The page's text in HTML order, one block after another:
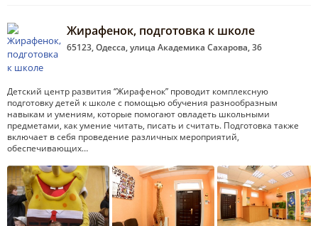
Жирафенок, подготовка к школе
65123, Одесса, улица Академика Сахарова, 36
Детский центр развития “Жирафенок” проводит комплексную
подготовку детей к школе с помощью обучения разнообразным
навыкам и умениям, которые помогают овладеть школьными
предметами, как умение читать, писать и считать. Подготовка также
включает в себя проведение различных мероприятий,
обеспечивающих…